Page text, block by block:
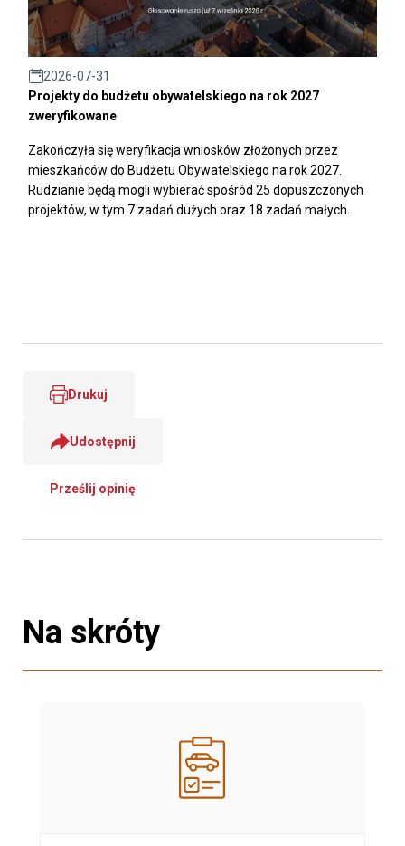
2026-07-31
Projekty do budżetu obywatelskiego na rok 2027
zweryfikowane
Zakończyła się weryfikacja wniosków złożonych przez
mieszkańców do Budżetu Obywatelskiego na rok 2027.
Rudzianie będą mogli wybierać spośród 25 dopuszczonych
projektów, w tym 7 zadań dużych oraz 18 zadań małych.
Drukuj
Udostępnij
Prześlij opinię
Na skróty